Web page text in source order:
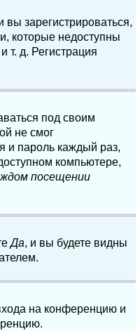
зарегистрироваться,
которые недоступны
т. д. Регистрация
под своим
не смог
и пароль каждый раз,
компьютере,
посещении
Да, и вы будете видны
на конференцию и